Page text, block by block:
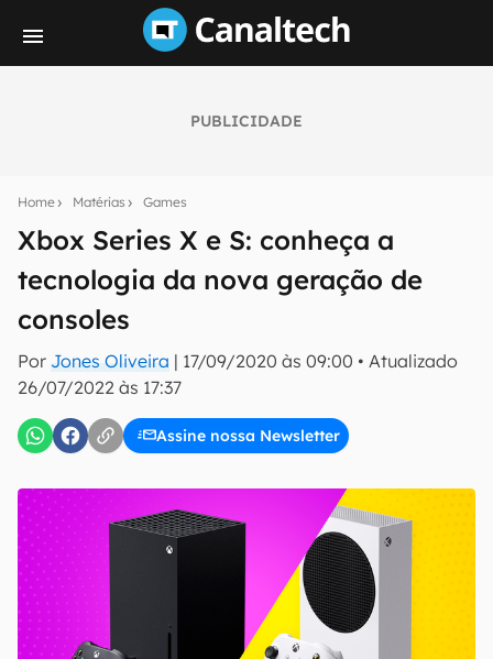
PUBLICIDADE
Home Matérias Games
Xbox Series X e S: conheça a
tecnologia da nova geração de
consoles
Por Jones Oliveira | 17/09/2020 às 09:00 • Atualizado
26/07/2022 às 17:37
Assine nossa Newsletter
notícias e reviews sobre tecnologia em primeira
E-mail
inscreva-se
Confirmo que li, aceito e concordo com os Termos de
Uso e Política de Privacidade do Canaltech.